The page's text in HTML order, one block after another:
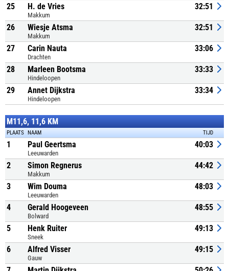
25 H. de Vries
Makkum
32:51
26 Wiesje Atsma
Makkum
32:51
27 Carin Nauta
Drachten
33:06
28 Marleen Bootsma
Hindeloopen
33:33
29 Annet Dijkstra
Hindeloopen
33:34
M11,6, 11,6 KM
PLAATS NAAM TIJD
1 Paul Geertsma
Leeuwarden
40:03
2 Simon Regnerus
Makkum
44:42
3 Wim Douma
Leeuwarden
48:03
4 Gerald Hoogeveen
Bolward
48:55
5 Henk Ruiter
Sneek
49:13
6 Alfred Visser
Gauw
49:15